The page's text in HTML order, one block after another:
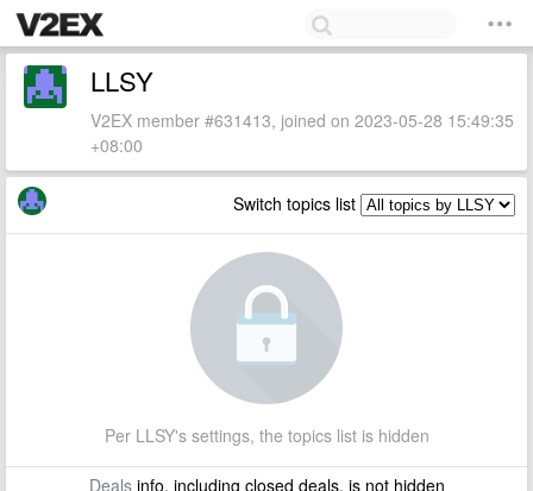
LLSY
V2EX member #631413, joined on 2023-05-28 15:49:35
+08:00
Switch topics list
Per LLSY's settings, the topics list is hidden
Dealsinfo, including closed deals, is not hidden